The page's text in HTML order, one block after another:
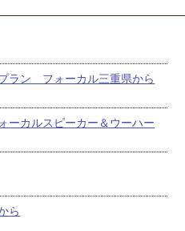
ラン フォーカル三重県から
ーカルスピーカー＆ウーハー
ら